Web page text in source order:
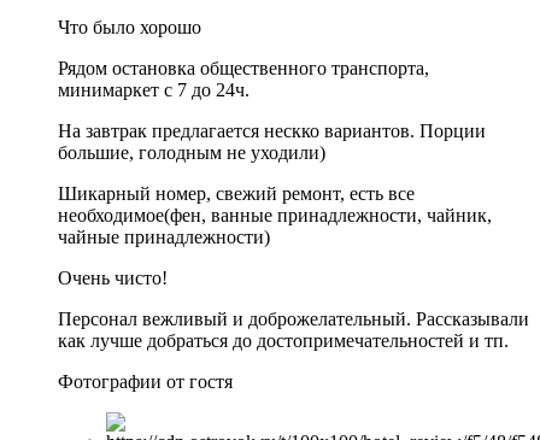
Что было хорошо
Рядом остановка общественного транспорта,
минимаркет с 7 до 24ч.
На завтрак предлагается нескко вариантов. Порции
большие, голодным не уходили)
Шикарный номер, свежий ремонт, есть все
необходимое(фен, ванные принадлежности, чайник,
чайные принадлежности)
Очень чисто!
Персонал вежливый и доброжелательный. Рассказывали
как лучше добраться до достопримечательностей и тп.
Фотографии от гостя